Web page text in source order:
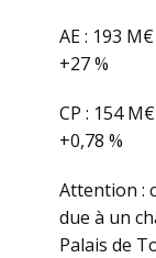
AE : 193
+27 %
CP : 154
+0,78 %
Attention :
due à un
Palais de